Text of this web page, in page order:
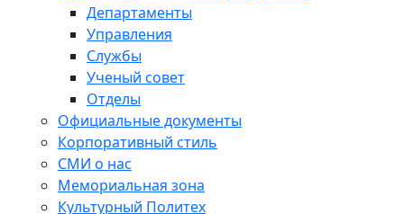
Департаменты
Управления
Службы
Ученый совет
Отделы
Официальные документы
Корпоративный стиль
СМИ о нас
Мемориальная зона
Культурный Политех